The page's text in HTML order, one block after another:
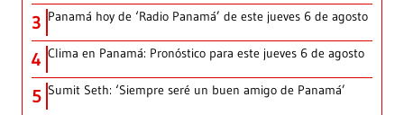
3 Panamá hoy de ‘Radio Panamá’ de este jueves 6 de agosto
4 Clima en Panamá: Pronóstico para este jueves 6 de agosto
5 Sumit Seth: ‘Siempre seré un buen amigo de Panamá’